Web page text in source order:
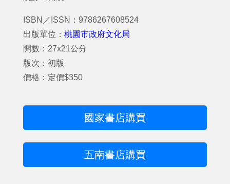
ISBN／ISSN：9786267608524
出版單位： 桃園市政府文化局
開數：27x21公分
版次：初版
價格：定價$350
國家書店購買
五南書店購買